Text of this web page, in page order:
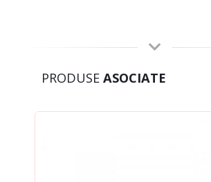
PRODUSE ASOCIATE